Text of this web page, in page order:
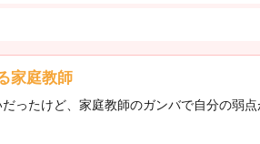
家庭教師
ったけど、家庭教師のガンバで自分の弱